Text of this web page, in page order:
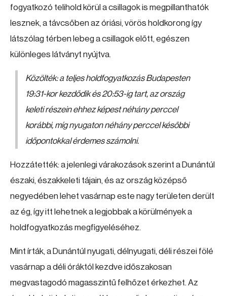
fogyatkozó telihold körül a csillagok is megpillanthatók
lesznek, a távcsőben az óriási, vörös holdkorong így
látszólag térben lebeg a csillagok előtt, egészen
különleges látványt nyújtva.
Közölték: a teljes holdfogyatkozás Budapesten
19:31-kor kezdődik és 20:53-ig tart, az ország
keleti részein ehhez képest néhány perccel
korábbi, míg nyugaton néhány perccel későbbi
időpontokkal érdemes számolni.
Hozzátették: a jelenlegi várakozások szerint a Dunántúl
északi, északkeleti tájain, és az ország középső
negyedében lehet vasárnap este nagy területen derült
az ég, így itt lehetnek a legjobbak a körülmények a
holdfogyatkozás megfigyeléséhez.
Mint írták, a Dunántúl nyugati, délnyugati, déli részei fölé
vasárnap a déli óráktól kezdve időszakosan
megvastagodó magasszintű felhőzet érkezhet. Az